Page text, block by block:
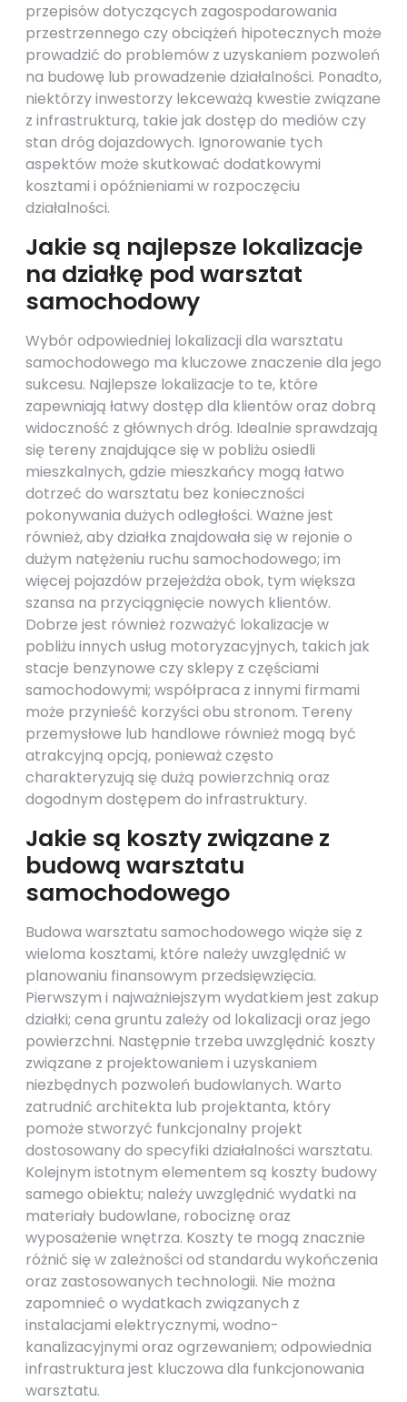
przepisów dotyczących zagospodarowania
przestrzennego czy obciążeń hipotecznych może
prowadzić do problemów z uzyskaniem pozwoleń
na budowę lub prowadzenie działalności. Ponadto,
niektórzy inwestorzy lekceważą kwestie związane
z infrastrukturą, takie jak dostęp do mediów czy
stan dróg dojazdowych. Ignorowanie tych
aspektów może skutkować dodatkowymi
kosztami i opóźnieniami w rozpoczęciu
działalności.
Jakie są najlepsze lokalizacje
na działkę pod warsztat
samochodowy
Wybór odpowiedniej lokalizacji dla warsztatu
samochodowego ma kluczowe znaczenie dla jego
sukcesu. Najlepsze lokalizacje to te, które
zapewniają łatwy dostęp dla klientów oraz dobrą
widoczność z głównych dróg. Idealnie sprawdzają
się tereny znajdujące się w pobliżu osiedli
mieszkalnych, gdzie mieszkańcy mogą łatwo
dotrzeć do warsztatu bez konieczności
pokonywania dużych odległości. Ważne jest
również, aby działka znajdowała się w rejonie o
dużym natężeniu ruchu samochodowego; im
więcej pojazdów przejeżdża obok, tym większa
szansa na przyciągnięcie nowych klientów.
Dobrze jest również rozważyć lokalizacje w
pobliżu innych usług motoryzacyjnych, takich jak
stacje benzynowe czy sklepy z częściami
samochodowymi; współpraca z innymi firmami
może przynieść korzyści obu stronom. Tereny
przemysłowe lub handlowe również mogą być
atrakcyjną opcją, ponieważ często
charakteryzują się dużą powierzchnią oraz
dogodnym dostępem do infrastruktury.
Jakie są koszty związane z
budową warsztatu
samochodowego
Budowa warsztatu samochodowego wiąże się z
wieloma kosztami, które należy uwzględnić w
planowaniu finansowym przedsięwzięcia.
Pierwszym i najważniejszym wydatkiem jest zakup
działki; cena gruntu zależy od lokalizacji oraz jego
powierzchni. Następnie trzeba uwzględnić koszty
związane z projektowaniem i uzyskaniem
niezbędnych pozwoleń budowlanych. Warto
zatrudnić architekta lub projektanta, który
pomoże stworzyć funkcjonalny projekt
dostosowany do specyfiki działalności warsztatu.
Kolejnym istotnym elementem są koszty budowy
samego obiektu; należy uwzględnić wydatki na
materiały budowlane, robociznę oraz
wyposażenie wnętrza. Koszty te mogą znacznie
różnić się w zależności od standardu wykończenia
oraz zastosowanych technologii. Nie można
zapomnieć o wydatkach związanych z
instalacjami elektrycznymi, wodno-
kanalizacyjnymi oraz ogrzewaniem; odpowiednia
infrastruktura jest kluczowa dla funkcjonowania
warsztatu.